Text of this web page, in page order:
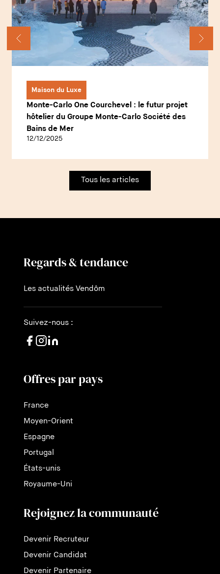
Maison du Luxe
Monte-Carlo One Courchevel : le futur projet
hôtelier du Groupe Monte-Carlo Société des
Bains de Mer
12/12/2025
Tous les articles
Regards & tendance
Les actualités Vendôm
Suivez-nous :
Offres par pays
France
Moyen-Orient
Espagne
Portugal
États-unis
Royaume-Uni
Rejoignez la communauté
Devenir Recruteur
Devenir Candidat
Devenir Partenaire